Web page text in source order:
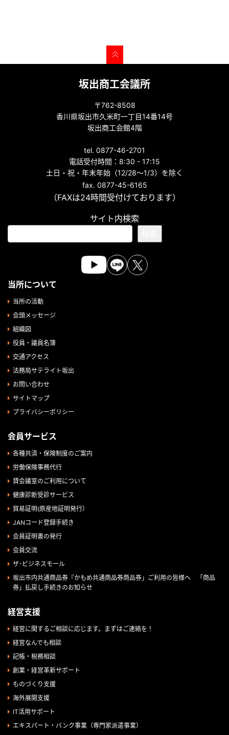
坂出商工会議所
〒762-8508
香川県坂出市久米町一丁目14番14号
坂出商工会館4階
tel. 0877-46-2701
電話受付時間：8:30 - 17:15
土日・祝・年末年始（12/28～1/3）を除く
fax. 0877-45-6165
（FAXは24時間受付けております）
サイト内検索
当所について
当所の活動
会頭メッセージ
組織図
役員・議員名簿
交通アクセス
法務局サテライト坂出
お問い合わせ
サイトマップ
プライバシーポリシー
会員サービス
各種共済・保険制度のご案内
労働保険事務代行
貸会議室のご利用について
健康診断受診サービス
貿易証明(原産地証明発行）
JANコード登録手続き
会員証明書の発行
会員交流
ザ･ビジネスモール
坂出市内共通商品券『かもめ共通商品券商品券」ご利用の皆様へ 「商品
券」払戻し手続きのお知らせ
経営支援
経営に関するご相談に応じます。まずはご連絡を！
経営なんでも相談
記帳・税務相談
創業・経営革新サポート
ものづくり支援
海外展開支援
IT活用サポート
エキスパート・バンク事業（専門家派遣事業）